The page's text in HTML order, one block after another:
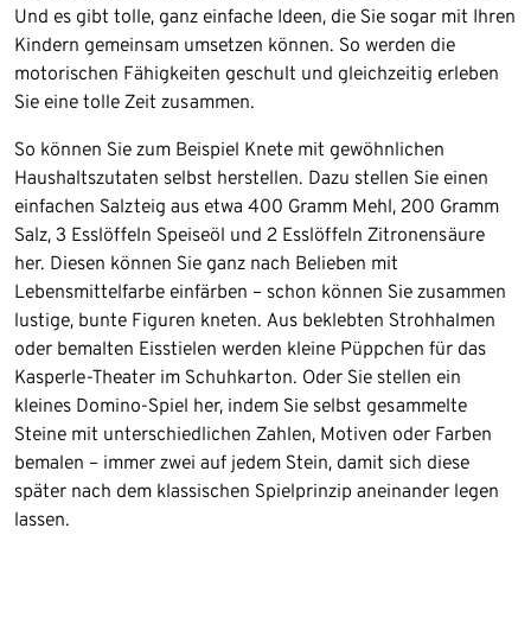
Und es gibt tolle, ganz einfache Ideen, die Sie sogar mit Ihren
Kindern gemeinsam umsetzen können. So werden die
motorischen Fähigkeiten geschult und gleichzeitig erleben
Sie eine tolle Zeit zusammen.
So können Sie zum Beispiel Knete mit gewöhnlichen
Haushaltszutaten selbst herstellen. Dazu stellen Sie einen
einfachen Salzteig aus etwa 400 Gramm Mehl, 200 Gramm
Salz, 3 Esslöffeln Speiseöl und 2 Esslöffeln Zitronensäure
her. Diesen können Sie ganz nach Belieben mit
Lebensmittelfarbe einfärben – schon können Sie zusammen
lustige, bunte Figuren kneten. Aus beklebten Strohhalmen
oder bemalten Eisstielen werden kleine Püppchen für das
Kasperle-Theater im Schuhkarton. Oder Sie stellen ein
kleines Domino-Spiel her, indem Sie selbst gesammelte
Steine mit unterschiedlichen Zahlen, Motiven oder Farben
bemalen – immer zwei auf jedem Stein, damit sich diese
später nach dem klassischen Spielprinzip aneinander legen
lassen.